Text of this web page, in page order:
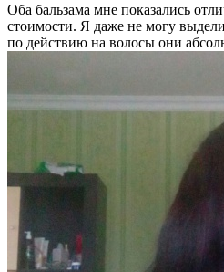
Оба бальзама мне показались
стоимости. Я даже не могу
по действию на волосы они